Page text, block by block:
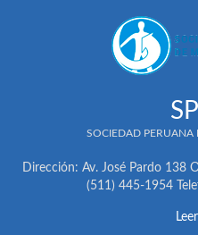
SOCIEDAD PERUANA
Dirección: Av. José Pardo 138
(511) 445-1954